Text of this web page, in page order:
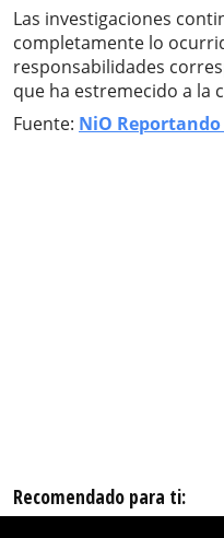
Las investigaciones
completamente lo
responsabilidades
que ha estremecido a la
Fuente: NiO
Recomendado para ti: